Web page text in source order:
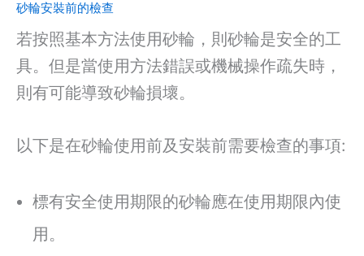
砂輪安裝前的檢查
若按照基本方法使用砂輪，則砂輪是安全的工
具。但是當使用方法錯誤或機械操作疏失時，
則有可能導致砂輪損壞。
以下是在砂輪使用前及安裝前需要檢查的事項:
標有安全使用期限的砂輪應在使用期限內使
用。